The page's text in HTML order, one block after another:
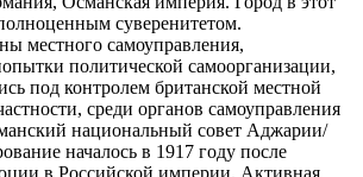
суверенитетом.
местного самоуправления,
политической самоорганизации,
под контролем британской местной
среди органов самоуправления
национальный совет Аджарии/
началось в 1917 году после
в Российской империи. Активная